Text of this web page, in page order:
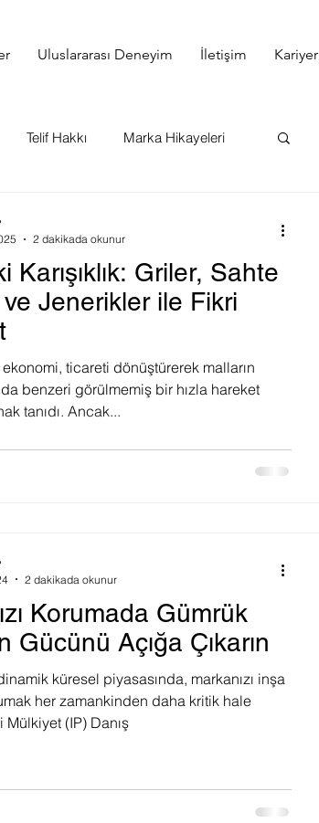
Uluslararası Deneyim İletişim Kariyer
Telif Hakkı Marka Hikayeleri
Strateji KKTC Tescil
Karışıklık: Griler, Sahte
Jenerikler ile Fikri
ticareti dönüştürerek malların
benzeri görülmemiş bir hızla hareket
tanıdı. Ancak...
2 dakikada okunur
Korumada Gümrük
Gücünü Açığa Çıkarın
küresel piyasasında, markanızı inşa
her zamankinden daha kritik hale
(IP) Danış
2 dakikada okunur